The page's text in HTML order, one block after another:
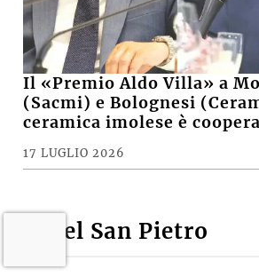
Il «Premio Aldo Villa» a
(Sacmi) e Bolognesi
ceramica imolese è
17 LUGLIO 2026
Castel San Pietro